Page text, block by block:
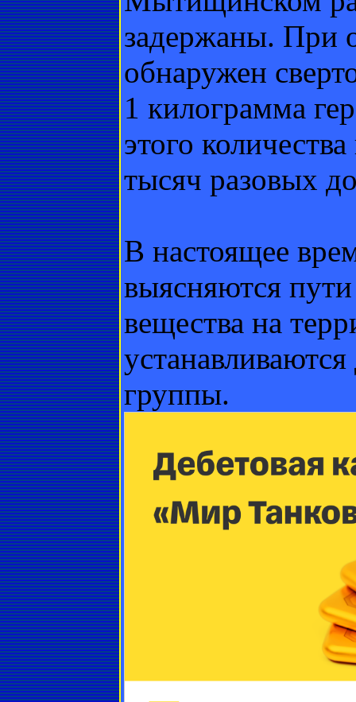
задержаны. При
обнаружен
1 килограмма
этого
тысяч разовых
В настоящее
выясняются пути
вещества на
группы.